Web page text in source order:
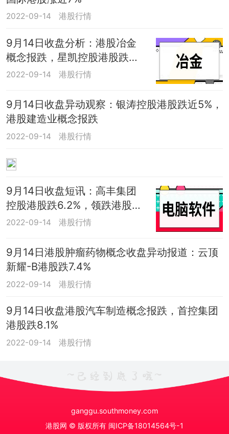
2022-09-14 港股行情
9月14日收盘分析：港股冶金
概念报跌，星凯控股港股跌近
9%
2022-09-14 港股行情
9月14日收盘异动观察：银涛控股港股跌近5%，
港股建造业概念报跌
2022-09-14 港股行情
9月14日收盘短讯：高丰集团
控股港股跌6.2%，领跌港股电
脑软件概念
2022-09-14 港股行情
9月14日港股肿瘤药物概念收盘异动报道：云顶
新耀-B港股跌7.4%
2022-09-14 港股行情
9月14日收盘港股汽车制造概念报跌，首控集团
港股跌8.1%
2022-09-14 港股行情
ganggu.southmoney.com
港股网 © 版权所有 闽ICP备18014564号-1